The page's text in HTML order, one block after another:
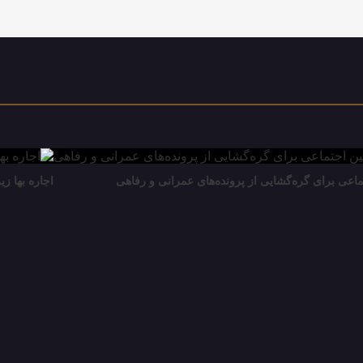
برای گره‌گشایی از پرونده‌های عمرانی و رفاهی اجاره بها